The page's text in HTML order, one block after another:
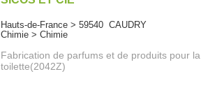
Hauts-de-France > 59540 CAUDRY
Chimie > Chimie
Fabrication de parfums et de produits pour la
toilette(2042Z)